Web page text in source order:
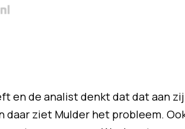
en de analist denkt dat dat aan
ziet Mulder het probleem.